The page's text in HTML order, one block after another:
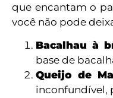
que encantam o
você não pode
Bacalhau à
base de
Queijo de
inconfundível,